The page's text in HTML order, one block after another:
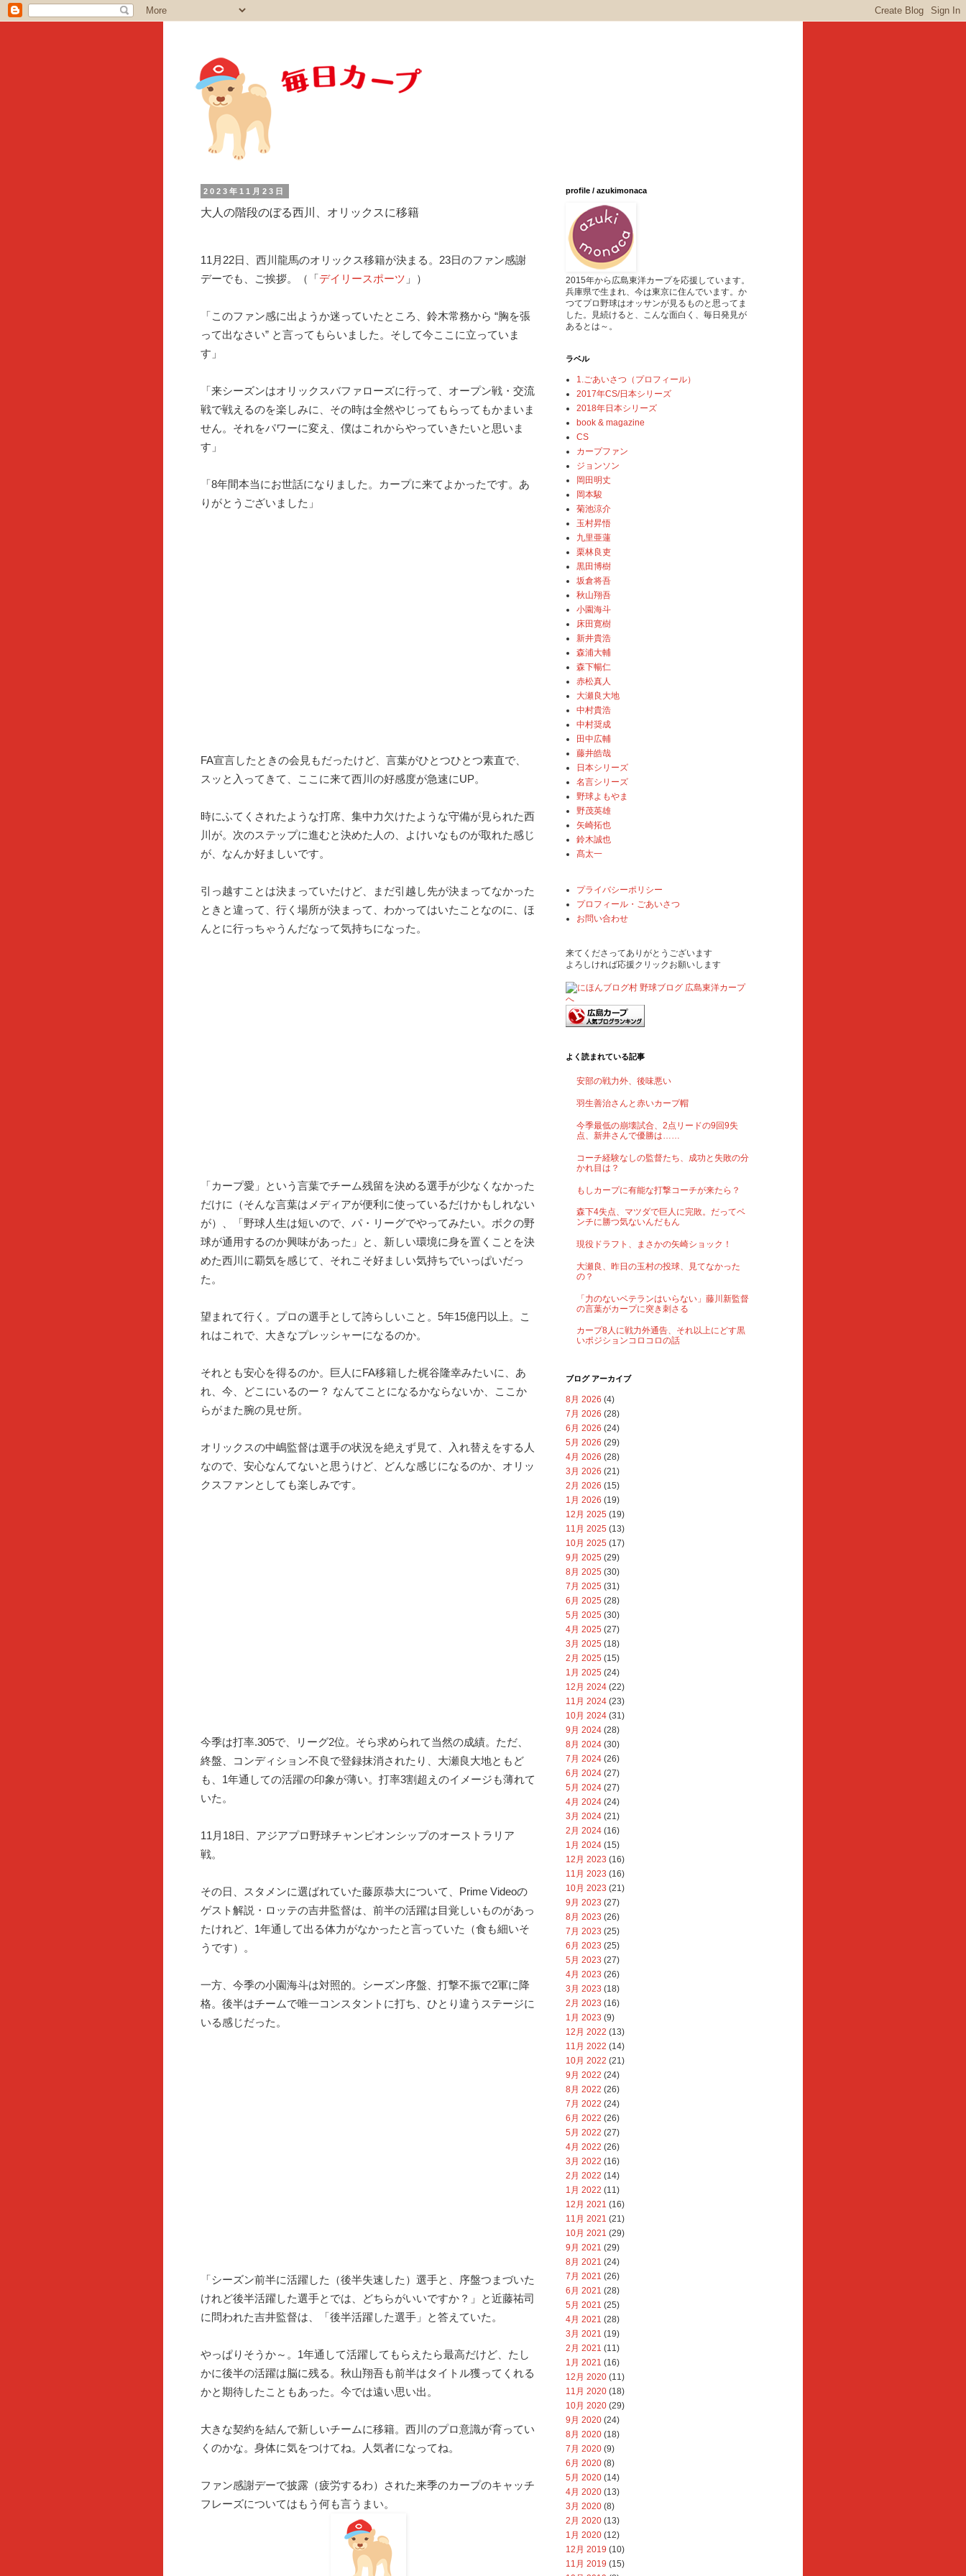
2023年11月23日
大人の階段のぼる西川、オリックスに移籍
11月22日、西川龍馬のオリックス移籍が決まる。23日のファン感謝
デーでも、ご挨拶。（「デイリースポーツ 」）
「このファン感に出ようか迷っていたところ、鈴木常務から “胸を張
って出なさい” と言ってもらいました。そして今ここに立っていま
す」
「来シーズンはオリックスバファローズに行って、オープン戦・交流
戦で戦えるのを楽しみに、その時は全然やじってもらってもかまいま
せん。それをパワーに変え、僕はこれからやっていきたいと思いま
す」
「8年間本当にお世話になりました。カープに来てよかったです。あ
りがとうございました」
FA宣言したときの会見もだったけど、言葉がひとつひとつ素直で、
スッと入ってきて、ここに来て西川の好感度が急速にUP。
時にふてくされたような打席、集中力欠けたような守備が見られた西
川が。次のステップに進むと決めた人の、よけいなものが取れた感じ
が、なんか好ましいです。
引っ越すことは決まっていたけど、まだ引越し先が決まってなかった
ときと違って、行く場所が決まって、わかってはいたことなのに、ほ
んとに行っちゃうんだなって気持ちになった。
「カープ愛」という言葉でチーム残留を決める選手が少なくなかった
だけに（そんな言葉はメディアが便利に使っているだけかもしれない
が）、「野球人生は短いので、パ・リーグでやってみたい。ボクの野
球が通用するのか興味があった」と、新しい環境に身を置くことを決
めた西川に覇気を感じて、それこそ好ましい気持ちでいっぱいだっ
た。
望まれて行く。プロの選手として誇らしいこと。5年15億円以上。こ
れはこれで、大きなプレッシャーになるのか。
それとも安心を得るのか。巨人にFA移籍した梶谷隆幸みたいに、あ
れ、今、どこにいるのー？ なんてことになるかならないか、ここか
らがまた腕の見せ所。
オリックスの中嶋監督は選手の状況を絶えず見て、入れ替えをする人
なので、安心なんてないと思うけど、どんな感じになるのか、オリッ
クスファンとしても楽しみです。
今季は打率.305で、リーグ2位。そら求められて当然の成績。ただ、
終盤、コンディション不良で登録抹消されたり、大瀬良大地ともど
も、1年通しての活躍の印象が薄い。打率3割超えのイメージも薄れて
いた。
11月18日、アジアプロ野球チャンピオンシップのオーストラリア
戦。
その日、スタメンに選ばれていた藤原恭大について、Prime Videoの
ゲスト解説・ロッテの吉井監督は、前半の活躍は目覚しいものがあっ
たけれど、1年通して出る体力がなかったと言っていた（食も細いそ
うです）。
一方、今季の小園海斗は対照的。シーズン序盤、打撃不振で2軍に降
格。後半はチームで唯一コンスタントに打ち、ひとり違うステージに
いる感じだった。
「シーズン前半に活躍した（後半失速した）選手と、序盤つまづいた
けれど後半活躍した選手とでは、どちらがいいですか？」と近藤祐司
に問われた吉井監督は、「後半活躍した選手」と答えていた。
やっぱりそうか～。1年通して活躍してもらえたら最高だけど、たし
かに後半の活躍は脳に残る。秋山翔吾も前半はタイトル獲ってくれる
かと期待したこともあった。今では遠い思い出。
大きな契約を結んで新しいチームに移籍。西川のプロ意識が育ってい
くのかな。身体に気をつけてね。人気者になってね。
ファン感謝デーで披露（疲労するわ）された来季のカープのキャッチ
フレーズについてはもう何も言うまい。
profile / azukimonaca
2015年から広島東洋カープを応援しています。
兵庫県で生まれ、今は東京に住んでいます。か
つてプロ野球はオッサンが見るものと思ってま
した。見続けると、こんな面白く、毎日発見が
あるとは～。
ラベル
1.ごあいさつ（プロフィール）
2017年CS/日本シリーズ
2018年日本シリーズ
book & magazine
CS
カープファン
ジョンソン
岡田明丈
岡本駿
菊池涼介
玉村昇悟
九里亜蓮
栗林良吏
黒田博樹
坂倉将吾
秋山翔吾
小園海斗
床田寛樹
新井貴浩
森浦大輔
森下暢仁
赤松真人
大瀬良大地
中村貴浩
中村奨成
田中広輔
藤井皓哉
日本シリーズ
名言シリーズ
野球よもやま
野茂英雄
矢崎拓也
鈴木誠也
髙太一
プライバシーポリシー
プロフィール・ごあいさつ
お問い合わせ
来てくださってありがとうございます
よろしければ応援クリックお願いします
よく読まれている記事
安部の戦力外、後味悪い
羽生善治さんと赤いカープ帽
今季最低の崩壊試合、2点リードの9回9失
点、新井さんで優勝は……
コーチ経験なしの監督たち、成功と失敗の分
かれ目は？
もしカープに有能な打撃コーチが来たら？
森下4失点、マツダで巨人に完敗。だってベ
ンチに勝つ気ないんだもん
現役ドラフト、まさかの矢崎ショック！
大瀬良、昨日の玉村の投球、見てなかった
の？
「力のないベテランはいらない」藤川新監督
の言葉がカープに突き刺さる
カープ8人に戦力外通告、それ以上にどす黒
いポジションコロコロの話
ブログ アーカイブ
8月 2026 (4)
7月 2026 (28)
6月 2026 (24)
5月 2026 (29)
4月 2026 (28)
3月 2026 (21)
2月 2026 (15)
1月 2026 (19)
12月 2025 (19)
11月 2025 (13)
10月 2025 (17)
9月 2025 (29)
8月 2025 (30)
7月 2025 (31)
6月 2025 (28)
5月 2025 (30)
4月 2025 (27)
3月 2025 (18)
2月 2025 (15)
1月 2025 (24)
12月 2024 (22)
11月 2024 (23)
10月 2024 (31)
9月 2024 (28)
8月 2024 (30)
7月 2024 (26)
6月 2024 (27)
5月 2024 (27)
4月 2024 (24)
3月 2024 (21)
2月 2024 (16)
1月 2024 (15)
12月 2023 (16)
11月 2023 (16)
10月 2023 (21)
9月 2023 (27)
8月 2023 (26)
7月 2023 (25)
6月 2023 (25)
5月 2023 (27)
4月 2023 (26)
3月 2023 (18)
2月 2023 (16)
1月 2023 (9)
12月 2022 (13)
11月 2022 (14)
10月 2022 (21)
9月 2022 (24)
8月 2022 (26)
7月 2022 (24)
6月 2022 (26)
5月 2022 (27)
4月 2022 (26)
3月 2022 (16)
2月 2022 (14)
1月 2022 (11)
12月 2021 (16)
11月 2021 (21)
10月 2021 (29)
9月 2021 (29)
8月 2021 (24)
7月 2021 (26)
6月 2021 (28)
5月 2021 (25)
4月 2021 (28)
3月 2021 (19)
2月 2021 (11)
1月 2021 (16)
12月 2020 (11)
11月 2020 (18)
10月 2020 (29)
9月 2020 (24)
8月 2020 (18)
7月 2020 (9)
6月 2020 (8)
5月 2020 (14)
4月 2020 (13)
3月 2020 (8)
2月 2020 (13)
1月 2020 (12)
12月 2019 (10)
11月 2019 (15)